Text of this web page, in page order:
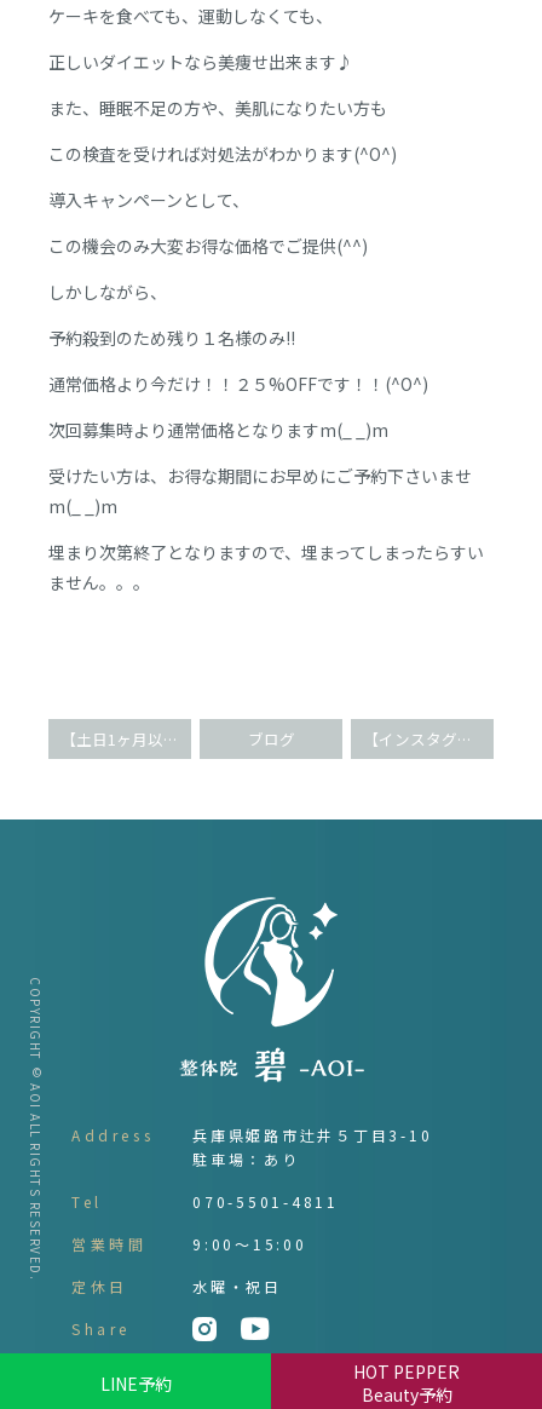
LINE予約 HOT PEPPER
Beauty予約
ケーキを食べても、運動しなくても、
正しいダイエットなら美痩せ出来ます♪
また、睡眠不足の方や、美肌になりたい方も
この検査を受ければ対処法がわかります(^O^)
導入キャンペーンとして、
この機会のみ大変お得な価格でご提供(^^)
しかしながら、
予約殺到のため残り１名様のみ!!
通常価格より今だけ！！２５%OFFです！！(^O^)
次回募集時より通常価格となりますm(_ _)m
受けたい方は、お得な期間にお早めにご予約下さいませ
m(_ _)m
埋まり次第終了となりますので、埋まってしまったらすい
ません。。。
【土日1ヶ月以上空きなし!!】大人気美容整体サロン ブログ 【インスタグラマー御用達】2つのお悩み同時に改善!!
Address
兵庫県姫路市辻井５丁目3-10
駐車場：あり
Tel 070-5501-4811
営業時間 9:00～15:00
定休日 水曜・祝日
Share
COPYRIGHT © AOI ALL RIGHTS RESERVED.